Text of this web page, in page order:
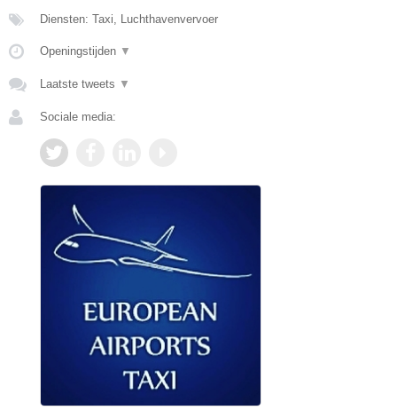
Diensten: Taxi, Luchthavenvervoer
Openingstijden ▼
Laatste tweets ▼
Sociale media: